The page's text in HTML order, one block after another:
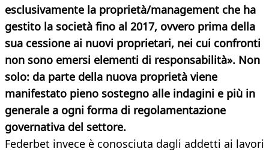
esclusivamente la proprietà/management che ha
gestito la società fino al 2017, ovvero prima della
sua cessione ai nuovi proprietari, nei cui confronti
non sono emersi elementi di responsabilità». Non
solo: da parte della nuova proprietà viene
manifestato pieno sostegno alle indagini e più in
generale a ogni forma di regolamentazione
governativa del settore.
Federbet invece è conosciuta dagli addetti ai lavori